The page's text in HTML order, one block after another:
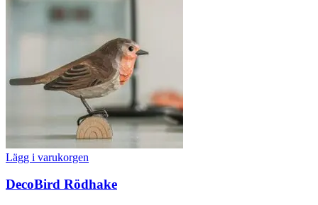
Lägg i varukorgen
DecoBird Rödhake